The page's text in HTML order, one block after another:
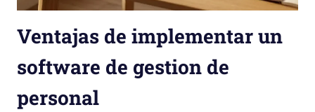
Ventajas de implementar un
software de gestion de
personal